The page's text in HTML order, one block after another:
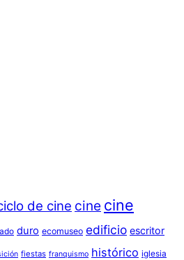
de cine cine cine
duro ecomuseo edificio escritor
fiestas franquismo histórico iglesia